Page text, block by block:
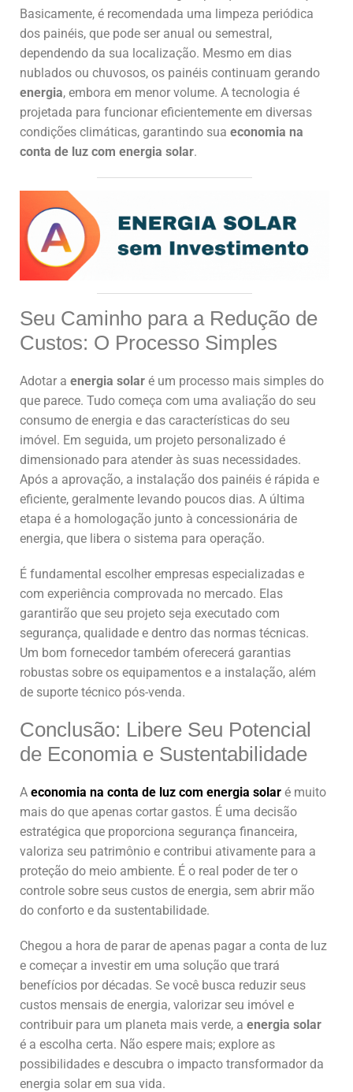
Basicamente, é recomendada uma limpeza periódica
dos painéis, que pode ser anual ou semestral,
dependendo da sua localização. Mesmo em dias
nublados ou chuvosos, os painéis continuam gerando
energia, embora em menor volume. A tecnologia é
projetada para funcionar eficientemente em diversas
condições climáticas, garantindo sua economia na
conta de luz com energia solar.
Seu Caminho para a Redução de
Custos: O Processo Simples
Adotar a energia solar é um processo mais simples do
que parece. Tudo começa com uma avaliação do seu
consumo de energia e das características do seu
imóvel. Em seguida, um projeto personalizado é
dimensionado para atender às suas necessidades.
Após a aprovação, a instalação dos painéis é rápida e
eficiente, geralmente levando poucos dias. A última
etapa é a homologação junto à concessionária de
energia, que libera o sistema para operação.
É fundamental escolher empresas especializadas e
com experiência comprovada no mercado. Elas
garantirão que seu projeto seja executado com
segurança, qualidade e dentro das normas técnicas.
Um bom fornecedor também oferecerá garantias
robustas sobre os equipamentos e a instalação, além
de suporte técnico pós-venda.
Conclusão: Libere Seu Potencial
de Economia e Sustentabilidade
A economia na conta de luz com energia solar é muito
mais do que apenas cortar gastos. É uma decisão
estratégica que proporciona segurança financeira,
valoriza seu patrimônio e contribui ativamente para a
proteção do meio ambiente. É o real poder de ter o
controle sobre seus custos de energia, sem abrir mão
do conforto e da sustentabilidade.
Chegou a hora de parar de apenas pagar a conta de luz
e começar a investir em uma solução que trará
benefícios por décadas. Se você busca reduzir seus
custos mensais de energia, valorizar seu imóvel e
contribuir para um planeta mais verde, a energia solar
é a escolha certa. Não espere mais; explore as
possibilidades e descubra o impacto transformador da
energia solar em sua vida.